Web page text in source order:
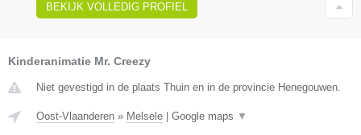
BEKIJK VOLLEDIG PROFIEL
Kinderanimatie Mr. Creezy
Niet gevestigd in de plaats Thuin en in de provincie Henegouwen.
Oost-Vlaanderen » Melsele Google maps ▼